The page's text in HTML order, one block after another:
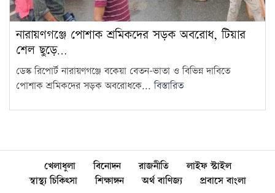
নারায়ণগঞ্জে পোশাক শ্রমিকদের সড়ক অবরোধ, টিয়ার
শেল ছুড়ে…
ডেস্ক রিপোর্ট নারায়ণগঞ্জে বকেয়া বেতন-ভাতা ও বিভিন্ন দাবিতে
পোশাক শ্রমিকদের সড়ক অবরোধকে...বিস্তারিত
খেলাধুলা বিনোদন রাজনীতি
লাইফ স্টাইল
স্বাস্থ্য চিকিৎসা
শিক্ষাঙ্গন অর্থ বাণিজ্য প্রবাসে বাংলা